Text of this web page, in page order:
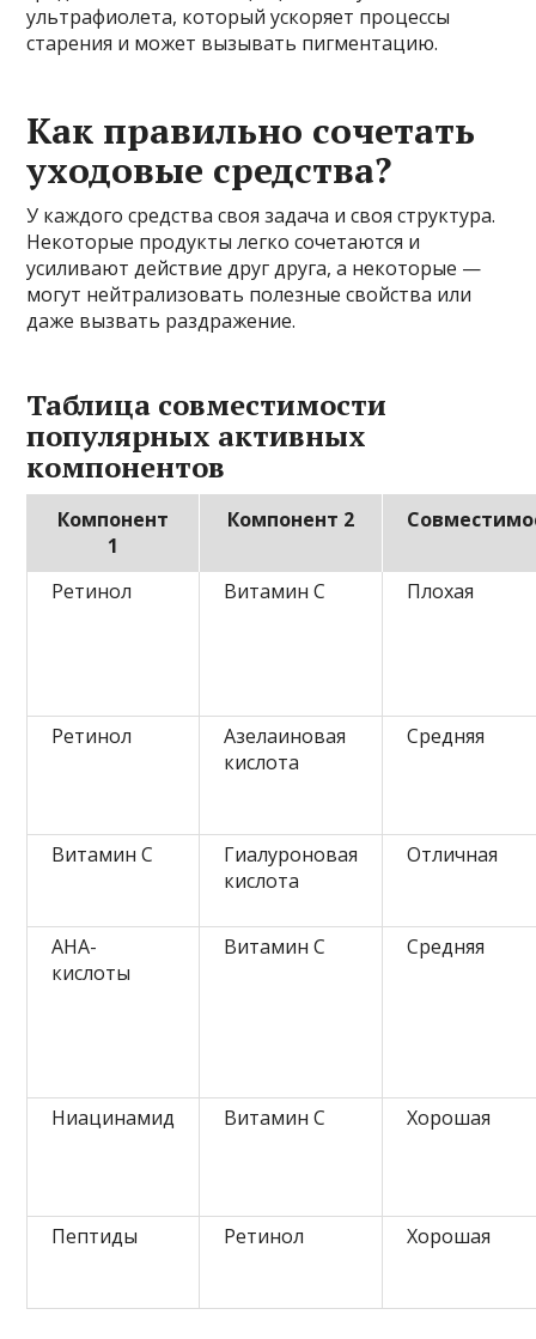
ультрафиолета, который ускоряет процессы
старения и может вызывать пигментацию.
Как правильно сочетать
уходовые средства?
У каждого средства своя задача и своя структура.
Некоторые продукты легко сочетаются и
усиливают действие друг друга, а некоторые —
могут нейтрализовать полезные свойства или
даже вызвать раздражение.
Таблица совместимости
популярных активных
компонентов
Компонент
1
Компонент 2
Ретинол Витамин C Плохая
Ретинол
Азелаиновая
кислота
Средняя
Витамин C
Гиалуроновая
кислота
Отличная
АНА-
кислоты
Витамин C Средняя
Ниацинамид Витамин C Хорошая
Пептиды Ретинол Хорошая